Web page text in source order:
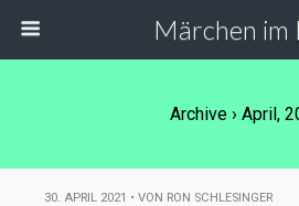
Märchen im
Archive › April,
30. APRIL 2021 • VON RON SCHLESINGER